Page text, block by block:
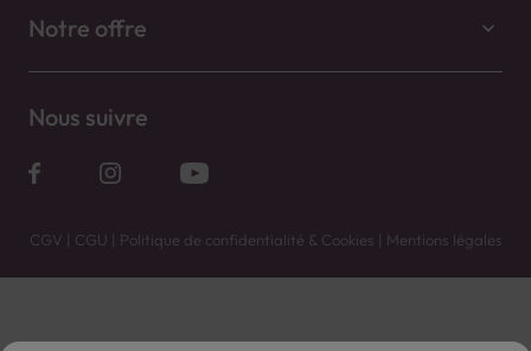
Notre offre
Nous suivre
CGV | CGU | Politique de confidentialité & Cookies | Mentions légales
Vente uniquement en caves. Contactez votre caviste pour plus de renseignements.